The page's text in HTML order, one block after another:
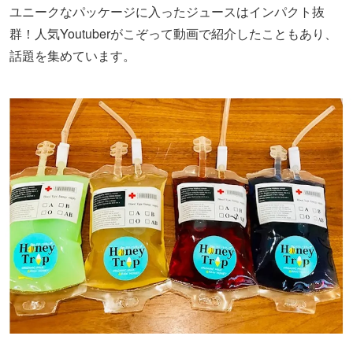
ユニークなパッケージに入ったジュースはインパクト抜
群！人気Youtuberがこぞって動画で紹介したこともあり、
話題を集めています。